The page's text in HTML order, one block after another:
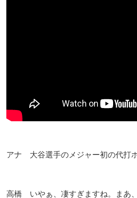
アナ 大谷選手のメジャー初の代打
高橋 いやぁ、凄すぎますね。まあ